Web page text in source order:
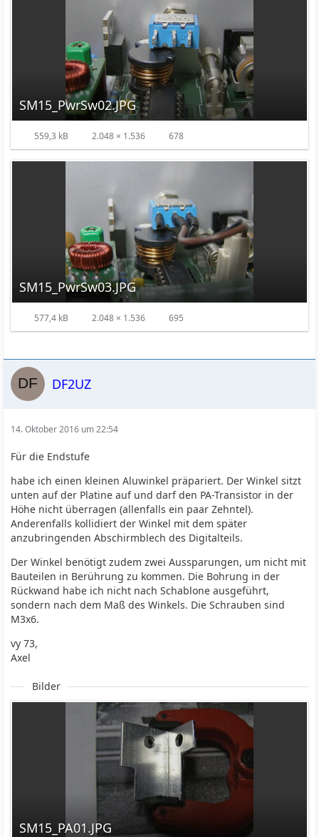
SM15_PwrSw02.JPG
559,3 kB 2.048 × 1.536 678
SM15_PwrSw03.JPG
577,4 kB 2.048 × 1.536 695
DF2UZ
14. Oktober 2016 um 22:54
Für die Endstufe
habe ich einen kleinen Aluwinkel präpariert. Der Winkel sitzt
unten auf der Platine auf und darf den PA-Transistor in der
Höhe nicht überragen (allenfalls ein paar Zehntel).
Anderenfalls kollidiert der Winkel mit dem später
anzubringenden Abschirmblech des Digitalteils.
Der Winkel benötigt zudem zwei Aussparungen, um nicht mit
Bauteilen in Berührung zu kommen. Die Bohrung in der
Rückwand habe ich nicht nach Schablone ausgeführt,
sondern nach dem Maß des Winkels. Die Schrauben sind
M3x6.
vy 73,
Axel
Bilder
SM15_PA01.JPG